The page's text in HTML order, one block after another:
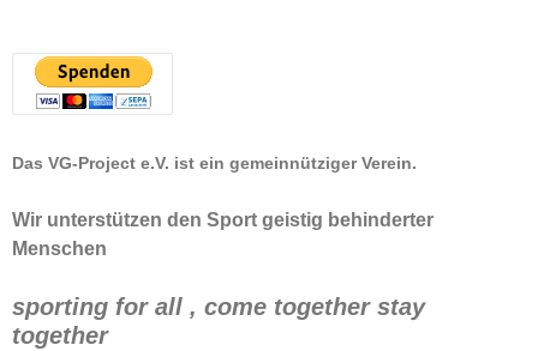
Das VG-Project e.V. ist ein gemeinnütziger Verein.
Wir unterstützen den Sport geistig behinderter
Menschen
sporting for all , come together stay
together